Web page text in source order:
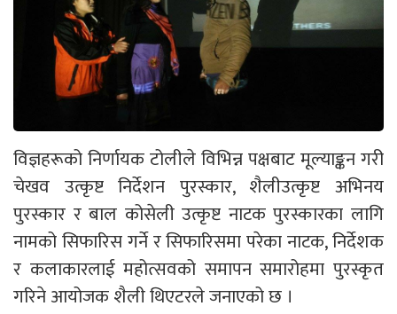
विज्ञहरूको निर्णायक टोलीले विभिन्न पक्षबाट मूल्याङ्कन गरी
चेखव उत्कृष्ट निर्देशन पुरस्कार, शैलीउत्कृष्ट अभिनय
पुरस्कार र बाल कोसेली उत्कृष्ट नाटक पुरस्कारका लागि
नामको सिफारिस गर्ने र सिफारिसमा परेका नाटक, निर्देशक
र कलाकारलाई महोत्सवको समापन समारोहमा पुरस्कृत
गरिने आयोजक शैली थिएटरले जनाएको छ ।